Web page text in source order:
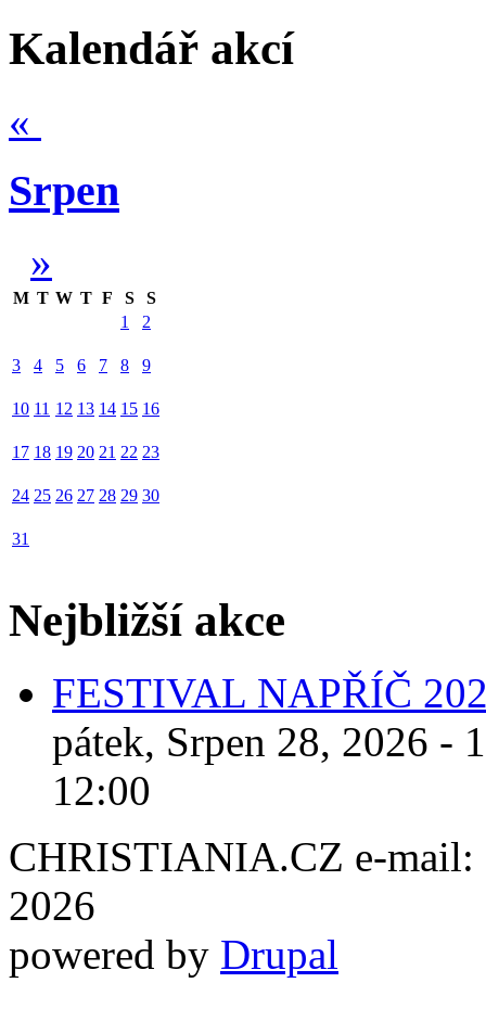
Kalendář akcí
«
Srpen
»
M T W T F S
S
1
2
3 4 5 6 7 8 9
10 11 12 13 14 15 16
17 18 19 20 21 22 23
24 25 26 27 28 29 30
31
Nejbližší akce
FESTIVAL NAPŘÍČ
pátek, Srpen 28, 2026 -
12:00
CHRISTIANIA.CZ e-mail:
2026
powered by Drupal